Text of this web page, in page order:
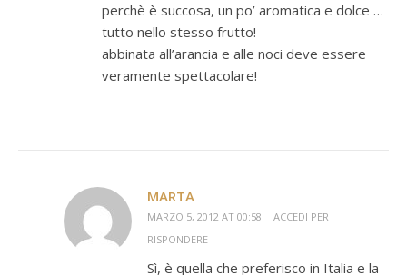
perchè è succosa, un po’ aromatica e dolce …
tutto nello stesso frutto!
abbinata all’arancia e alle noci deve essere
veramente spettacolare!
MARTA
MARZO 5, 2012 AT 00:58
ACCEDI PER
RISPONDERE
Sì, è quella che preferisco in Italia e la